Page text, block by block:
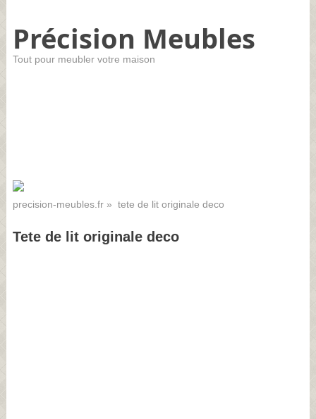
Précision Meubles
Tout pour meubler votre maison
precision-meubles.fr» tete de lit originale deco
Tete de lit originale deco